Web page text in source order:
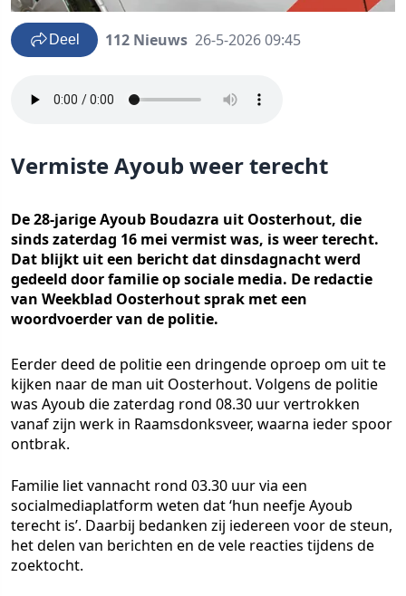
Deel 112 Nieuws 26-5-2026 09:45
Vermiste Ayoub weer terecht
De 28-jarige Ayoub Boudazra uit Oosterhout, die
sinds zaterdag 16 mei vermist was, is weer terecht.
Dat blijkt uit een bericht dat dinsdagnacht werd
gedeeld door familie op sociale media. De redactie
van Weekblad Oosterhout sprak met een
woordvoerder van de politie.
Eerder deed de politie een dringende oproep om uit te
kijken naar de man uit Oosterhout. Volgens de politie
was Ayoub die zaterdag rond 08.30 uur vertrokken
vanaf zijn werk in Raamsdonksveer, waarna ieder spoor
ontbrak.
Familie liet vannacht rond 03.30 uur via een
socialmediaplatform weten dat ‘hun neefje Ayoub
terecht is’. Daarbij bedanken zij iedereen voor de steun,
het delen van berichten en de vele reacties tijdens de
zoektocht.